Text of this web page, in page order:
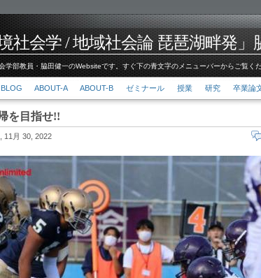
境社会学 / 地域社会論 琵琶湖畔発」
学部教員・脇田健一のWebsiteです。すぐ下の青文字のメニューバーからご覧
BLOG ABOUT-A ABOUT-B ゼミナール 授業 研究 卒業論
を目指せ!!
11月 30, 2022